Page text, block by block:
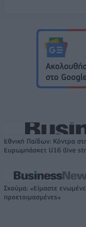
Εθνική Παίδων: Κόντρα
Ευρωμπάσκετ U16 (live
Σκούμα: «Είμαστε
προετοιμασμένες»